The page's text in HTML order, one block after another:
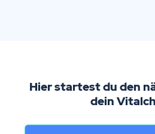
Hier startest du den
dein